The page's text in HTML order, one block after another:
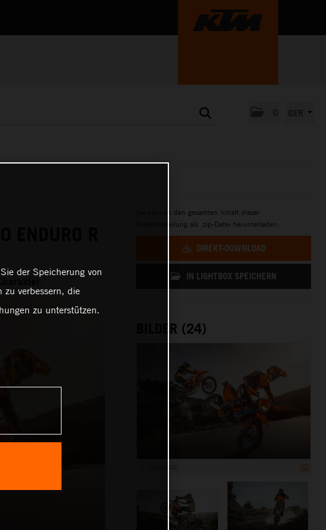
Sie können den gesamten Inhalt dieser
Pressemitteilung als .zip-Datei herunterladen:
DIREKT-DOWNLOAD
IN LIGHTBOX SPEICHERN
BILDER (24)
der Speicherung von
zu verbessern, die
zu unterstützen.